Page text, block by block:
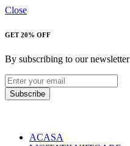
Close
GET 20% OFF
By subscribing to our newsletter
Subscribe
ACASA